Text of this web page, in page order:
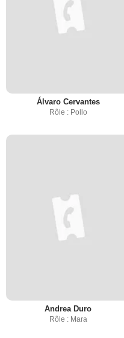
Álvaro Cervantes
Rôle : Pollo
Andrea Duro
Rôle : Mara